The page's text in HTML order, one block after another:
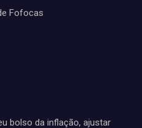
Fofocas
bolso da inflação, ajustar